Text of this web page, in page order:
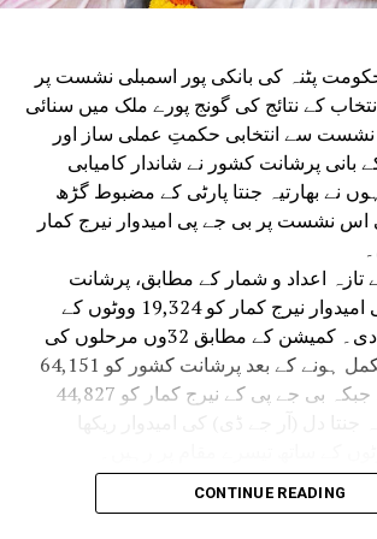
پٹنہ کی بانکی پور اسمبلی نشست پر
کے نتائج کی گونج پورے ملک میں سنائی
سے انتخابی حکمتِ عملی ساز اور
بانی پرشانت کشور نے شاندار کامیابی
نے بھارتیہ جنتا پارٹی کے مضبوط گڑھ
نشست پر بی جے پی امیدوار نیرج کمار
اعداد و شمار کے مطابق، پرشانت
کشور نے بی جے پی امیدوار نیرج کمار کو 19,324 ووٹوں کے
فرق سے شکست دی۔ کمیشن کے مطابق 32وں مرحلوں کی
ووٹوں کی گنتی مکمل ہونے کے بعد پرشانت کشور کو 64,151
ووٹ حاصل ہوئے، جبکہ بی جے پی کے نیرج کمار کو 44,827
کے صدر نتن نوین کے مضبوط سیاسی گڑھ
سوراج پارٹی کے بانی پرشانت کشور نے بی
CONTINUE READING